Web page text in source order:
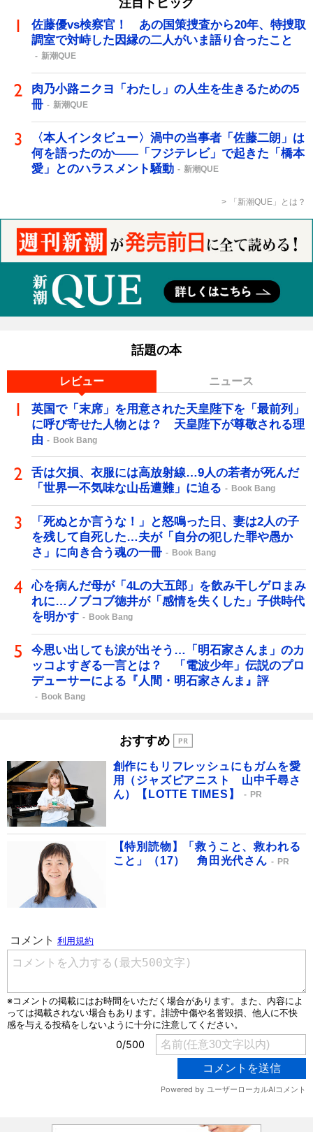
注目トピック
佐藤優vs検察官！ あの国策捜査から20年、特捜取
調室で対峙した因縁の二人がいま語り合ったこと
新潮QUE
肉乃小路ニクヨ「わたし」の人生を生きるための5
冊
新潮QUE
〈本人インタビュー〉渦中の当事者「佐藤二朗」は
何を語ったのか――「フジテレビ」で起きた「橋本
愛」とのハラスメント騒動
新潮QUE
「新潮QUE」とは？
話題の本
レビュー ニュース
英国で「末席」を用意された天皇陛下を「最前列」
に呼び寄せた人物とは？ 天皇陛下が尊敬される理
由
Book Bang
舌は欠損、衣服には高放射線…9人の若者が死んだ
「世界一不気味な山岳遭難」に迫る
Book Bang
「死ぬとか言うな！」と怒鳴った日、妻は2人の子
を残して自死した…夫が「自分の犯した罪や愚か
さ」に向き合う魂の一冊
Book Bang
心を病んだ母が「4Lの大五郎」を飲み干しゲロまみ
れに…ノブコブ徳井が「感情を失くした」子供時代
を明かす
Book Bang
今思い出しても涙が出そう…「明石家さんま」のカ
ッコよすぎる一言とは？ 「電波少年」伝説のプロ
デューサーによる『人間・明石家さんま』評
Book Bang
おすすめ
創作にもリフレッシュにもガムを愛
用（ジャズピアニスト 山中千尋さ
ん）【LOTTE TIMES】
PR
【特別読物】「救うこと、救われる
こと」（17） 角田光代さん
PR